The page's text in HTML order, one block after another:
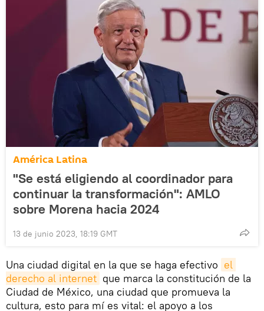
América Latina
"Se está eligiendo al coordinador para
continuar la transformación": AMLO
sobre Morena hacia 2024
13 de junio 2023, 18:19 GMT
Una ciudad digital en la que se haga efectivo el
derecho al internet que marca la constitución de la
Ciudad de México, una ciudad que promueva la
cultura, esto para mí es vital: el apoyo a los